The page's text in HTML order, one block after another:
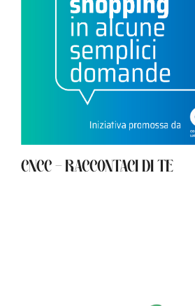
CNCC – RACCONTACI DI TE